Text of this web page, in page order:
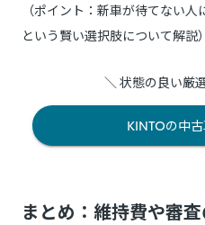
（ポイント：新車が待てない
という賢い選択肢について解説）
＼ 状態の良い厳
KINTOの中
まとめ：維持費や審